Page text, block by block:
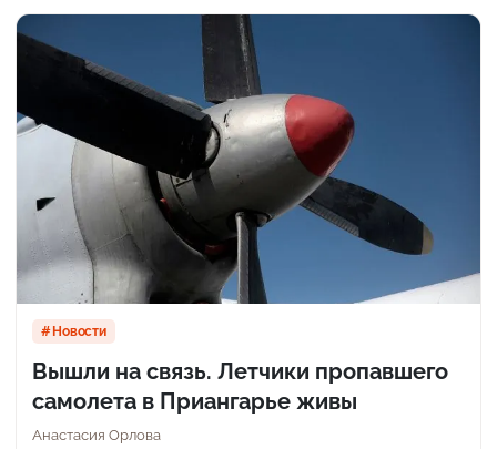
Новости
Вышли на связь. Летчики пропавшего
самолета в Приангарье живы
Анастасия Орлова